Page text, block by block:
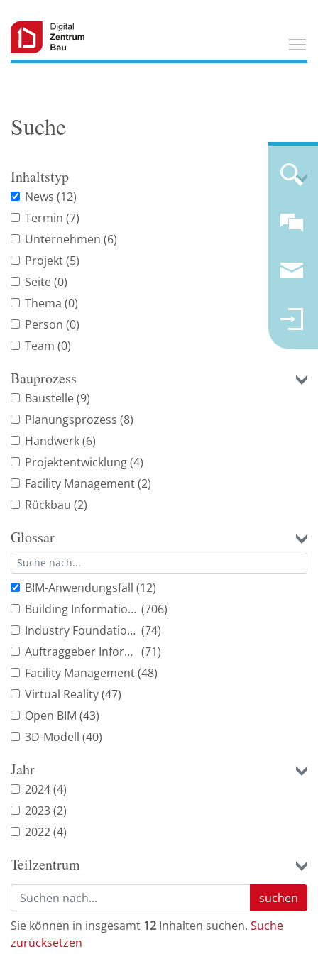
Suche
Inhaltstyp
News (12)
Termin (7)
Unternehmen (6)
Projekt(5)
Seite(0)
Thema (0)
Person (0)
Team (0)
Bauprozess
Baustelle(9)
Planungsprozess (8)
Handwerk(6)
Projektentwicklung(4)
Facility Management(2)
Rückbau (2)
Glossar
BIM-Anwendungsfall (12)
Building Information Modeling (706)
Industry Foundation Classes (74)
Auftraggeber Informationsanforderung (71)
Facility Management(48)
Virtual Reality(47)
Open BIM (43)
3D-Modell (40)
BIM-Strategie
Simulation
Punktwolke
Projektmanagement(28)
Common Data Environment (26)
Digitaler Zwilling(23)
Jahr
2024(4)
2023(2)
2022(4)
Teilzentrum
suchen
Sie können in insgesamt 12 Inhalten suchen. Suche
zurücksetzen